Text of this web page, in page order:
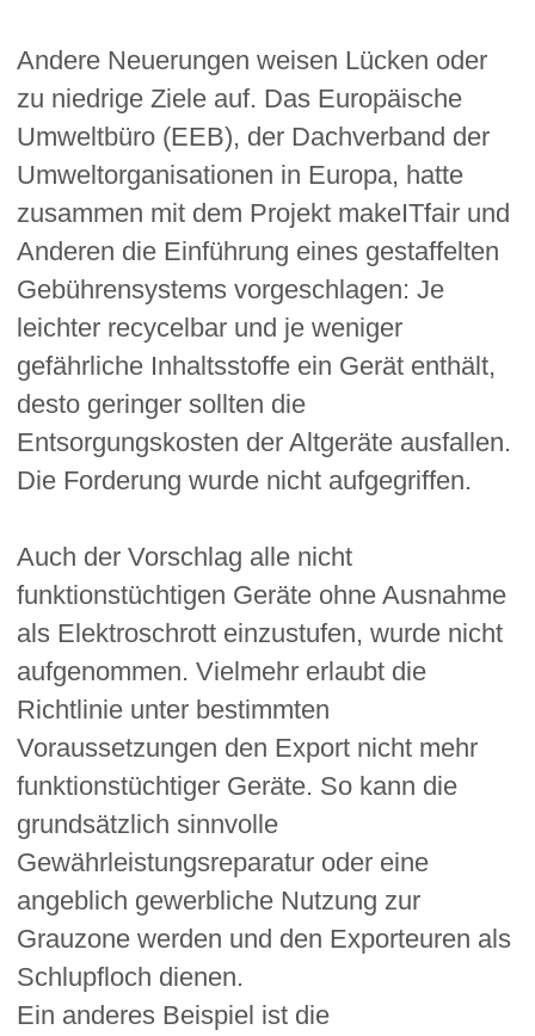
Andere Neuerungen weisen Lücken oder
zu niedrige Ziele auf. Das Europäische
Umweltbüro (EEB), der Dachverband der
Umweltorganisationen in Europa, hatte
zusammen mit dem Projekt makeITfair und
Anderen die Einführung eines gestaffelten
Gebührensystems vorgeschlagen: Je
leichter recycelbar und je weniger
gefährliche Inhaltsstoffe ein Gerät enthält,
desto geringer sollten die
Entsorgungskosten der Altgeräte ausfallen.
Die Forderung wurde nicht aufgegriffen.
Auch der Vorschlag alle nicht
funktionstüchtigen Geräte ohne Ausnahme
als Elektroschrott einzustufen, wurde nicht
aufgenommen. Vielmehr erlaubt die
Richtlinie unter bestimmten
Voraussetzungen den Export nicht mehr
funktionstüchtiger Geräte. So kann die
grundsätzlich sinnvolle
Gewährleistungsreparatur oder eine
angeblich gewerbliche Nutzung zur
Grauzone werden und den Exporteuren als
Schlupfloch dienen.
Ein anderes Beispiel ist die